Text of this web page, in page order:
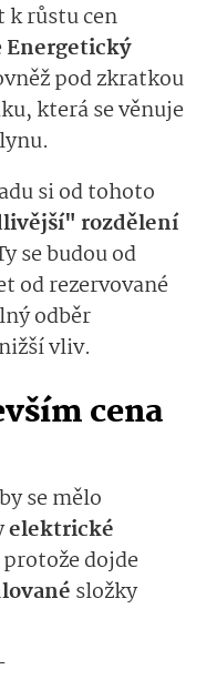
k růstu cen
Energetický
pod zkratkou
která se věnuje
si od tohoto
rozdělení
se budou od
od rezervované
odběr
vliv.
cena
se mělo
elektrické
dojde
složky